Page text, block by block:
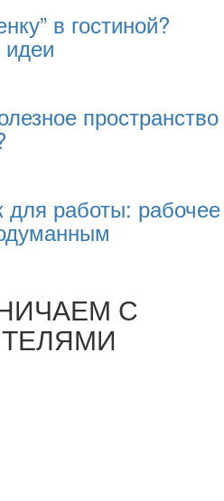
в гостиной?
пространство
для работы: рабочее
С